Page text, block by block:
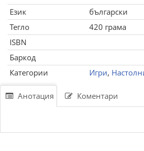
Език
български
Тегло
420 грама
ISBN
Баркод
Категории
Игри,
Анотация Коментари